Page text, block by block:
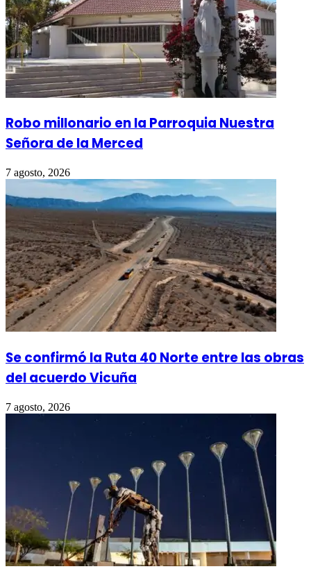
Robo millonario en la Parroquia Nuestra
Señora de la Merced
7 agosto, 2026
Se confirmó la Ruta 40 Norte entre las obras
del acuerdo Vicuña
7 agosto, 2026